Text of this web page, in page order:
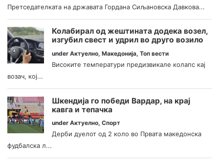
Претседателката на државата Гордана Сиљановска Давкова...
Колабирал од жештината додека возел,
изгубил свест и удрил во друго возило
under Актуелно, Македонија, Топ вести
Високите температури предизвикале колапс кај
возач, кој...
Шкендија го победи Вардар, на крај
кавга и тепачка
under Актуелно, Спорт
Дерби дуелот од 2 коло во Првата македонска
фудбалска л...